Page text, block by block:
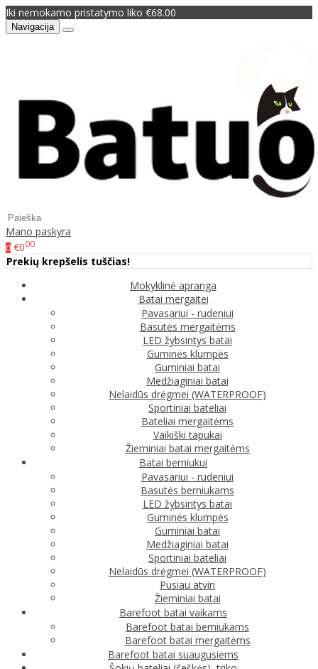
Iki nemokamo pristatymo liko €68.00
Navigacija
Mano paskyra
0 €000
Prekių krepšelis tuščias!
Mokyklinė apranga
Batai mergaitei
Pavasariui - rudeniui
Basutės mergaitėms
LED žybsintys batai
Guminės klumpės
Guminiai batai
Medžiaginiai batai
Nelaidūs drėgmei (WATERPROOF)
Sportiniai bateliai
Bateliai mergaitėms
Vaikiški tapukai
Žieminiai batai mergaitėms
Batai berniukui
Pavasariui - rudeniui
Basutės berniukams
LED žybsintys batai
Guminės klumpės
Guminiai batai
Medžiaginiai batai
Sportiniai bateliai
Nelaidūs drėgmei (WATERPROOF)
Pusiau atviri
Žieminiai batai
Barefoot batai vaikams
Barefoot batai berniukams
Barefoot batai mergaitėms
Barefoot batai suaugusiems